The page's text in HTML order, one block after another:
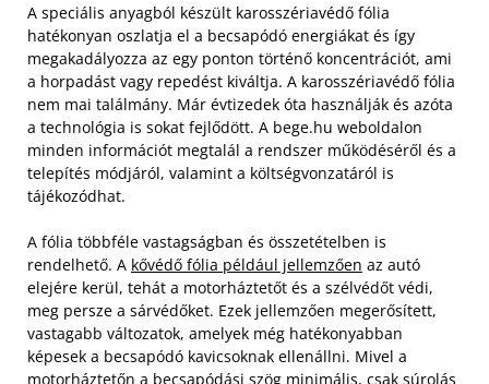
A speciális anyagból készült karosszériavédő fólia
hatékonyan oszlatja el a becsapódó energiákat és így
megakadályozza az egy ponton történő koncentrációt, ami
a horpadást vagy repedést kiváltja. A karosszériavédő fólia
nem mai találmány. Már évtizedek óta használják és azóta
a technológia is sokat fejlődött. A bege.hu weboldalon
minden információt megtalál a rendszer működéséről és a
telepítés módjáról, valamint a költségvonzatáról is
tájékozódhat.
A fólia többféle vastagságban és összetételben is
rendelhető. A kővédő fólia például jellemzően az autó
elejére kerül, tehát a motorháztetőt és a szélvédőt védi,
meg persze a sárvédőket. Ezek jellemzően megerősített,
vastagabb változatok, amelyek még hatékonyabban
képesek a becsapódó kavicsoknak ellenállni. Mivel a
motorháztetőn a becsapódási szög minimális, csak súrolás